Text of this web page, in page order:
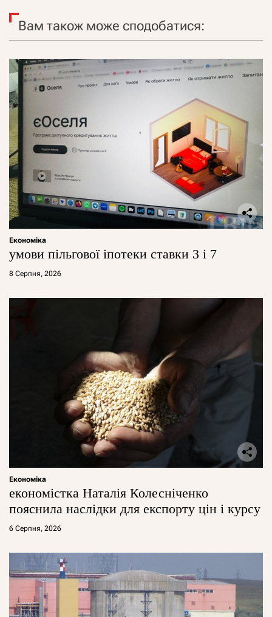
Вам також може сподобатися:
Економіка
умови пільгової іпотеки ставки 3 і 7
8 Серпня, 2026
Економіка
економістка Наталія Колесніченко
пояснила наслідки для експорту цін і курсу
6 Серпня, 2026